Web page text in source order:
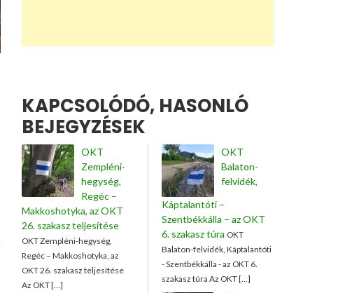
KAPCSOLÓDÓ, HASONLÓ
BEJEGYZÉSEK
OKT
Zempléni-
hegység,
Regéc –
Makkoshotyka, az OKT
26. szakasz teljesítése
OKT Zempléni-hegység,
Regéc – Makkoshotyka, az
OKT 26. szakasz teljesítése
Az OKT […]
OKT
Balaton-
felvidék,
Káptalantóti –
Szentbékkálla – az OKT
6. szakasz túra OKT
Balaton-felvidék, Káptalantóti
- Szentbékkálla - az OKT 6.
szakasz túra Az OKT […]